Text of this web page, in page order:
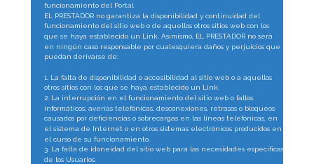
funcionamiento del Portal
EL PRESTADOR no garantiza la disponibilidad y continuidad del
funcionamiento del sitio web o de aquellos otros sitios web con los
que se haya establecido un Link. Asimismo, EL PRESTADOR no será
en ningún caso responsable por cualesquiera daños y perjuicios que
puedan derivarse de:
1. La falta de disponibilidad o accesibilidad al sitio web o a aquellos
otros sitios con los que se haya establecido un Link.
2. La interrupción en el funcionamiento del sitio web o fallos
informáticos, averías telefónicas, desconexiones, retrasos o bloqueos
causados por deficiencias o sobrecargas en las líneas telefónicas, en
el sistema de Internet o en otros sistemas electrónicos producidos en
el curso de su funcionamiento.
3. La falta de idoneidad del sitio web para las necesidades específicas
de los Usuarios.